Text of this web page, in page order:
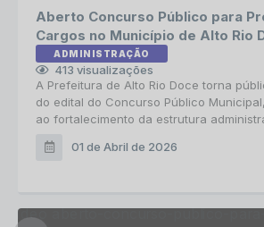
ADMINISTRAÇÃO
01 de Abril de 2026
Aberto Concurso Público para
Cargos no Município de Alto Rio
413 visualizações
A Prefeitura de Alto Rio Doce torna
do edital do Concurso Público
ao fortalecimento da estrutura
ampliação do quadro de servidores
tem como objetivo garantir
serviço público, observando os